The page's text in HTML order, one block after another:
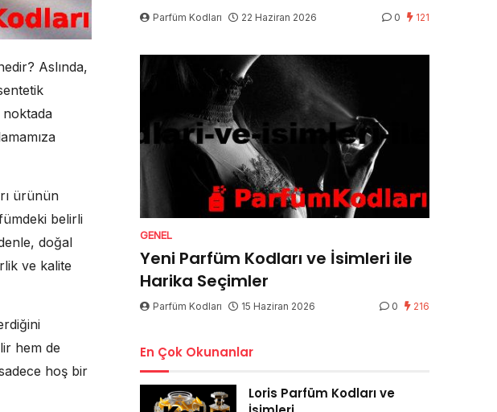
Aslında,
ürünün
belirli
doğal
ve kalite
hem de
hoş bir
Parfüm Kodları 22 Haziran 2026 0 121
GENEL
Yeni Parfüm Kodları ve İsimleri ile
Harika Seçimler
Parfüm Kodları 15 Haziran 2026 0 216
En Çok Okunanlar
Loris Parfüm Kodları ve